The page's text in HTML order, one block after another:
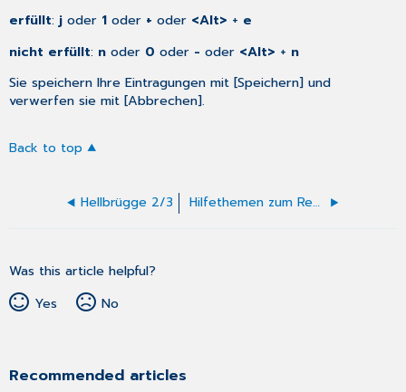
erfüllt: j oder 1 oder + oder <Alt> + e
nicht erfüllt: n oder 0 oder - oder <Alt> + n
Sie speichern Ihre Eintragungen mit [Speichern] und
verwerfen sie mit [Abbrechen].
Back to top
Hellbrügge 2/3 Hilfethemen zum Rezeptformular
Was this article helpful?
Yes
No
Recommended articles